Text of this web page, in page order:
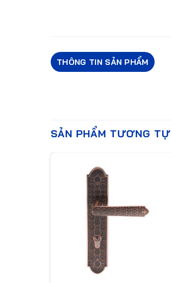
THÔNG TIN SẢN PHẨM
SẢN PHẨM TƯƠNG TỰ